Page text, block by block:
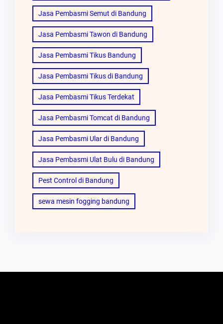
Jasa Pembasmi Semut di Bandung
Jasa Pembasmi Tawon di Bandung
Jasa Pembasmi Tikus Bandung
Jasa Pembasmi Tikus di Bandung
Jasa Pembasmi Tikus Terdekat
Jasa Pembasmi Tomcat di Bandung
Jasa Pembasmi Ular di Bandung
Jasa Pembasmi Ulat Bulu di Bandung
Pest Control di Bandung
sewa mesin fogging bandung